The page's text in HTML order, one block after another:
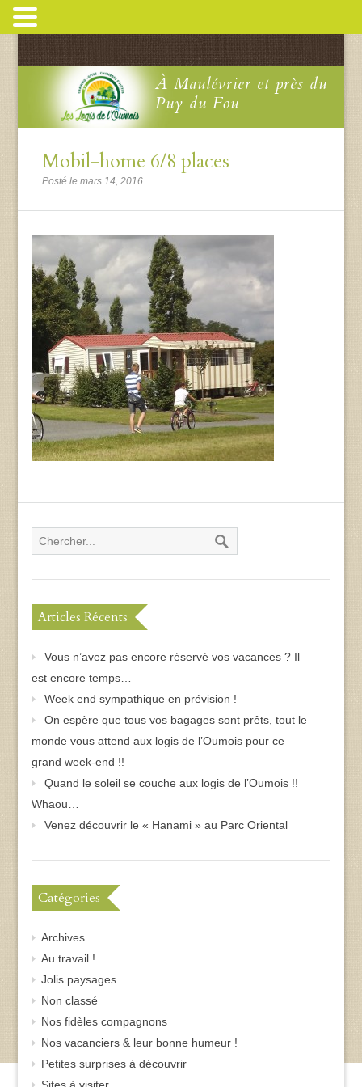
À Maulévrier et près du
Puy du Fou
Mobil-home 6/8 places
Posté le mars 14, 2016
Articles Récents
Vous n’avez pas encore réservé vos vacances ? Il
est encore temps…
Week end sympathique en prévision !
On espère que tous vos bagages sont prêts, tout le
monde vous attend aux logis de l’Oumois pour ce
grand week-end !!
Quand le soleil se couche aux logis de l’Oumois !!
Whaou…
Venez découvrir le « Hanami » au Parc Oriental
Catégories
Archives
Au travail !
Jolis paysages…
Non classé
Nos fidèles compagnons
Nos vacanciers & leur bonne humeur !
Petites surprises à découvrir
Sites à visiter